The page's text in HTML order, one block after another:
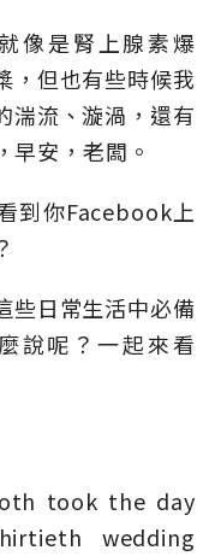
像是腎上腺素爆
，但也有些時候我
湍流、漩渦，還有
早安，老闆。
到你Facebook上
些日常生活中必備
說呢？一起來看
took the day
wedding